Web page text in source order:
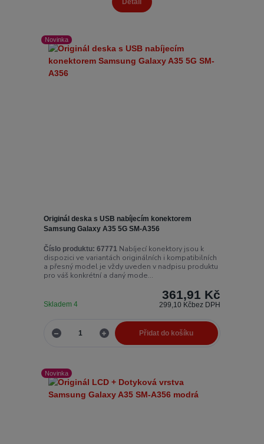
Detail
Novinka
Originál deska s USB nabíjecím konektorem
Samsung Galaxy A35 5G SM-A356
Číslo produktu: 67771Nabíjecí konektory jsou k
dispozici ve variantách originálních i kompatibilních
a přesný model je vždy uveden v nadpisu produktu
pro váš konkrétní a daný mode...
361,91 Kč
299,10 Kčbez DPH
Skladem 4
Přidat do košíku
Novinka